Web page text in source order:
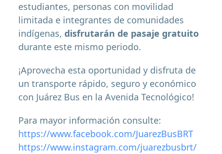
estudiantes, personas con movilidad
limitada e integrantes de comunidades
indígenas,disfrutarán de pasaje gratuito
durante este mismo periodo.
¡Aprovecha esta oportunidad y disfruta de
un transporte rápido, seguro y económico
con Juárez Bus en la Avenida Tecnológico!
Para mayor información consulte:
https://www.facebook.com/JuarezBusBRT
https://www.instagram.com/juarezbusbrt/